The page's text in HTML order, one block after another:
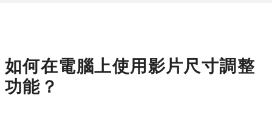
如何在電腦上使用影片尺寸調整
功能？